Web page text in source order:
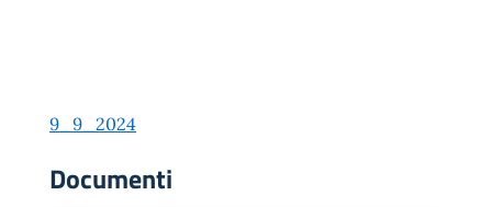
9_9_2024
Documenti